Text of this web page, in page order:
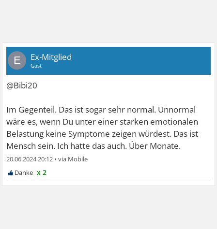
E Ex-Mitglied
Gast
@Bibi20
Im Gegenteil. Das ist sogar sehr normal. Unnormal
wäre es, wenn Du unter einer starken emotionalen
Belastung keine Symptome zeigen würdest. Das ist
Mensch sein. Ich hatte das auch. Über Monate.
20.06.2024 20:12 •
x 2